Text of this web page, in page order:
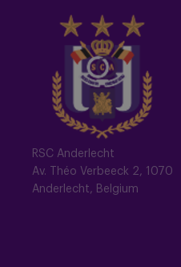
RSC Anderlecht
Av. Théo Verbeeck 2, 1070
Anderlecht, Belgium